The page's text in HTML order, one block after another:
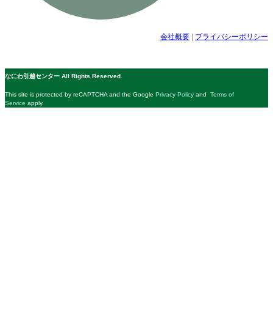
会社概要 | プライバシーポリシー
なにわ引越センター All Rights Reserved.
This site is protected by reCAPTCHA and the Google Privacy Policy and Terms of
Service apply.